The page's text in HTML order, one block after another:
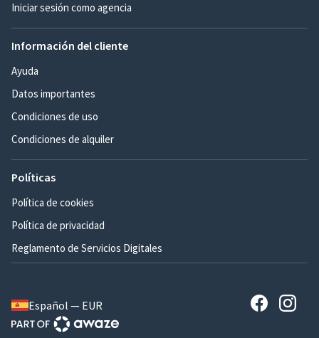
Iniciar sesión como agencia
Información del cliente
Ayuda
Datos importantes
Condiciones de uso
Condiciones de alquiler
Políticas
Política de cookies
Política de privacidad
Reglamento de Servicios Digitales
Español — EUR